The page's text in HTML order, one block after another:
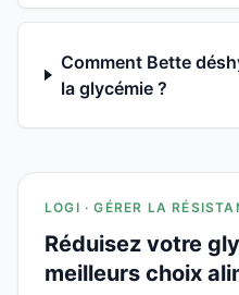
Comment Bette
la glycémie ?
LOGI · GÉRER LA
Réduisez votre
meilleurs choix